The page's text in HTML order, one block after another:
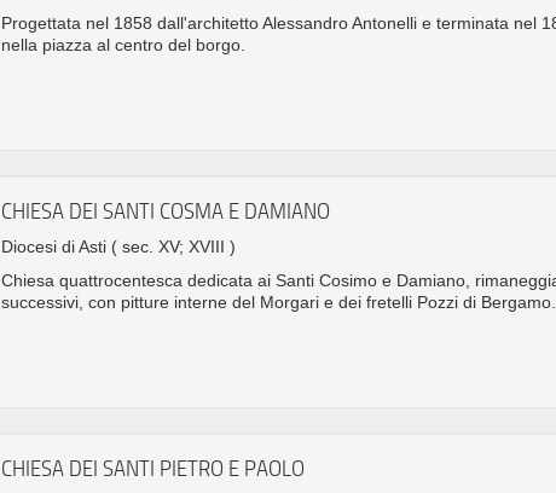
Progettata nel 1858 dall'architetto Alessandro Antonelli e terminata nel
nella piazza al centro del borgo.
CHIESA DEI SANTI COSMA E DAMIANO
Diocesi di Asti ( sec. XV; XVIII )
Chiesa quattrocentesca dedicata ai Santi Cosimo e Damiano,
successivi, con pitture interne del Morgari e dei fretelli Pozzi di Bergamo.
CHIESA DEI SANTI PIETRO E PAOLO